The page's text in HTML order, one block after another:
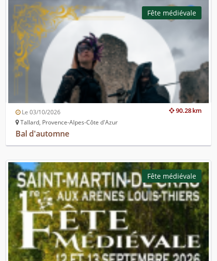
Fête médiévale
90.28 km
Le 03/10/2026
Tallard, Provence-Alpes-Côte d'Azur
Bal d'automne
Fête médiévale